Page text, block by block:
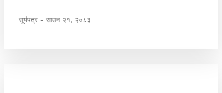
सूर्यपत्र - साउन २१, २०८३